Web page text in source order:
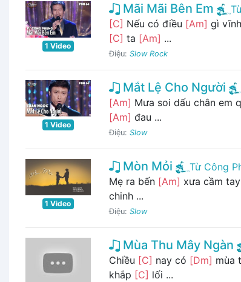
1 Video
Mãi Mãi Bên Em
[C] Nếu có điều [Am] gì
[C] ta [Am] ...
Điệu: Slow Rock
1 Video
Mắt Lệ Cho Người
[Am] Mưa soi dấu chân em
[Am] đau ...
Điệu: Slow
1 Video
Mòn Mỏi
Từ Công
Mẹ ra bến [Am] xưa cầm
chinh ...
Điệu: Slow
Mùa Thu Mây Ngàn
Chiều [C] nay có [Dm] mùa
khắp [C] lối ...